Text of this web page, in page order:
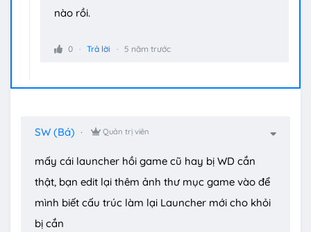
nào rồi.
0 Trả lời 5 năm trước
SW (Bá) Quản trị viên
mấy cái launcher hồi game cũ hay bị WD cắn
thật, bạn edit lại thêm ảnh thư mục game vào để
mình biết cấu trúc làm lại Launcher mới cho khỏi
bị cắn